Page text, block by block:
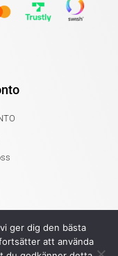
ger dig den bästa
att använda